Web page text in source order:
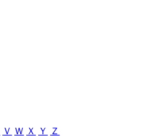
Ｖ Ｗ Ｘ Ｙ Ｚ